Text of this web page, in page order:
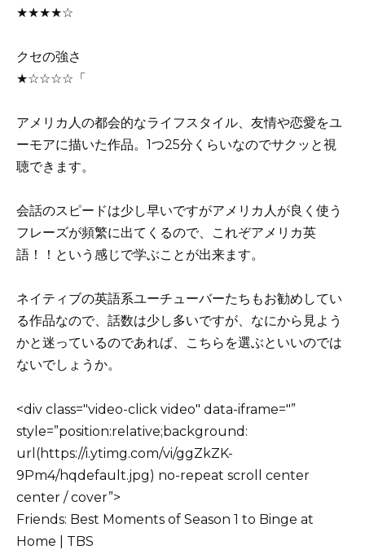
★★★★☆
クセの強さ
★☆☆☆☆「
アメリカ人の都会的なライフスタイル、友情や恋愛をユ
ーモアに描いた作品。1つ25分くらいなのでサクッと視
聴できます。
会話のスピードは少し早いですがアメリカ人が良く使う
フレーズが頻繁に出てくるので、これぞアメリカ英
語！！という感じで学ぶことが出来ます。
ネイティブの英語系ユーチューバーたちもお勧めしてい
る作品なので、話数は少し多いですが、なにから見よう
かと迷っているのであれば、こちらを選ぶといいのでは
ないでしょうか。
<div class="video-click video" data-iframe="”
style=”position:relative;background:
url(https://i.ytimg.com/vi/ggZkZK-
9Pm4/hqdefault.jpg) no-repeat scroll center
center / cover”>
Friends: Best Moments of Season 1 to Binge at
Home | TBS